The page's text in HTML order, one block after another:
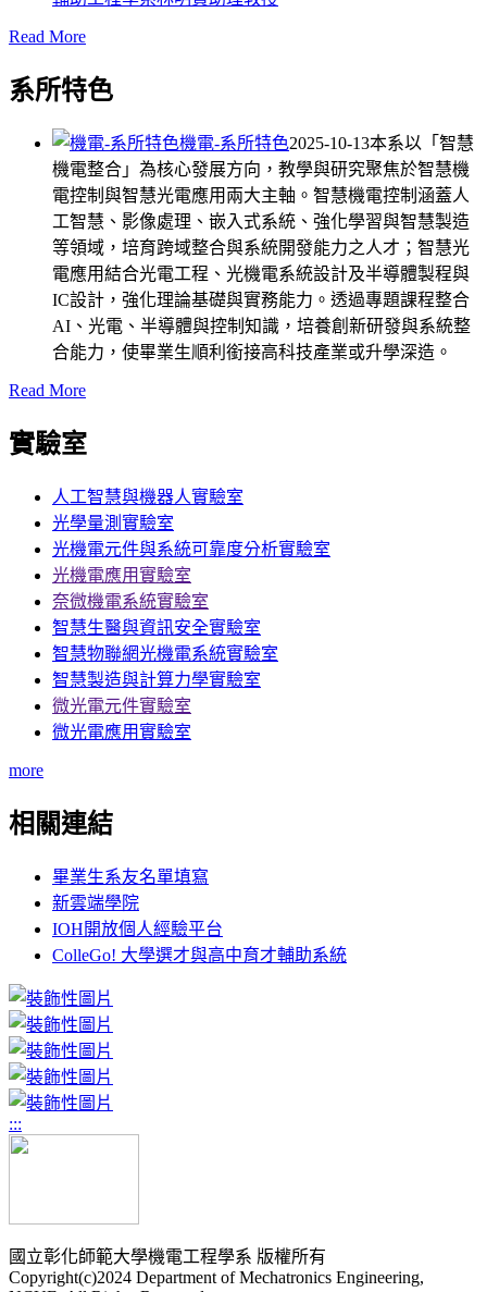
Read More
系所特色
機電-系所特色2025-10-13本系以「智慧
機電整合」為核心發展方向，教學與研究聚焦於智慧機
電控制與智慧光電應用兩大主軸。智慧機電控制涵蓋人
工智慧、影像處理、嵌入式系統、強化學習與智慧製造
等領域，培育跨域整合與系統開發能力之人才；智慧光
電應用結合光電工程、光機電系統設計及半導體製程與
IC設計，強化理論基礎與實務能力。透過專題課程整合
AI、光電、半導體與控制知識，培養創新研發與系統整
合能力，使畢業生順利銜接高科技產業或升學深造。
Read More
實驗室
人工智慧與機器人實驗室
光學量測實驗室
光機電元件與系統可靠度分析實驗室
光機電應用實驗室
奈微機電系統實驗室
智慧生醫與資訊安全實驗室
智慧物聯網光機電系統實驗室
智慧製造與計算力學實驗室
微光電元件實驗室
微光電應用實驗室
more
相關連結
畢業生系友名單填寫
新雲端學院
IOH開放個人經驗平台
ColleGo! 大學選才與高中育才輔助系統
:::
國立彰化師範大學機電工程學系 版權所有
Copyright(c)2024 Department of Mechatronics Engineering,